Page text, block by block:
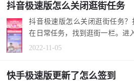
抖音极速版怎么关闭逛街任务
抖音极速版怎么关闭逛街任务？
在日常任务，找到逛街一栏。进
对应直播...
2022-11-05
快手极速版更新了怎么签到